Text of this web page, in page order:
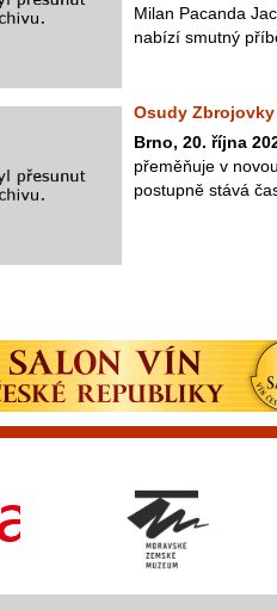
Milan Pacanda
nabízí smutný
Osudy
Brno, 20. října
přeměňuje v
postupně stává